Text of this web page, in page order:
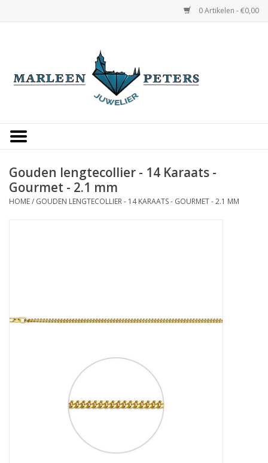
0 Artikelen - €0,00
Occasions
Cadeaukaarten
Gouden lengtecollier - 14 Karaats -
Gourmet - 2.1 mm
HOME/ GOUDEN LENGTECOLLIER - 14 KARAATS - GOURMET - 2.1 MM